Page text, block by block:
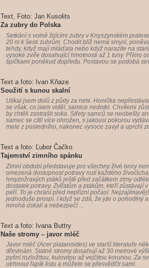
Text, Foto: Jan Kusolits
Za zubry do Polska
Setkání s volně žijícími zubry v Knyszynském
20 m k šesti zubrům. Chodit blíž nemá smysl,
tehdy, když mají mláďata nebo když narazíte na
vysoké zvíře dosahující hmotnosti až 1 tuny. Přímo
špičkami poněkud dopředu. Postavou se podobá
Text a foto: Ivan Kňaze
Soužití s kunou skalní
Utíkal jsem dolů z půdy za nimi. Honička
se však, co jsem viděl, samice nedotkl. Chvílemi
by chtěli zastrašit soka. Střety samců se neobešly
samec se cítil více ohrožen, s jakousi pokorou
mele z posledního, nakonec vysoce zavyl a uprchl
Text a foto: Ľubor Čačko
Tajemství zimního spánku
Zimní období představuje pro všechny živé tvory
omezená dostupnost potravy nutí každého
hmyzožravých ptáků ještě před začátkem zimy
dostatek potravy. Zvířatům a ptákům, kteří zůstávají
peří. To je chrání před nepřízní počasí.
jednoduše prospí. I když se zdá, že jde o pohodlný
mnohá úskalí a nebezpečí ...
Text a foto: Ivana Buttry
Naše stromy – javor mléč
Javor mléč (Acer platanoides) ve starší literatuře
dřevinám. Statné stromy dosahují až 30 metrové
pyšní rozložitou, kulovitou až vejčitou korunou. Za
utrhnout řapík listu a můžete se přesvědčit sami.